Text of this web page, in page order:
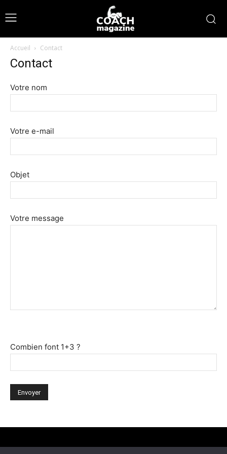
Accueil Contact
Contact
Votre nom
Votre e-mail
Objet
Votre message
Combien font 1+3 ?